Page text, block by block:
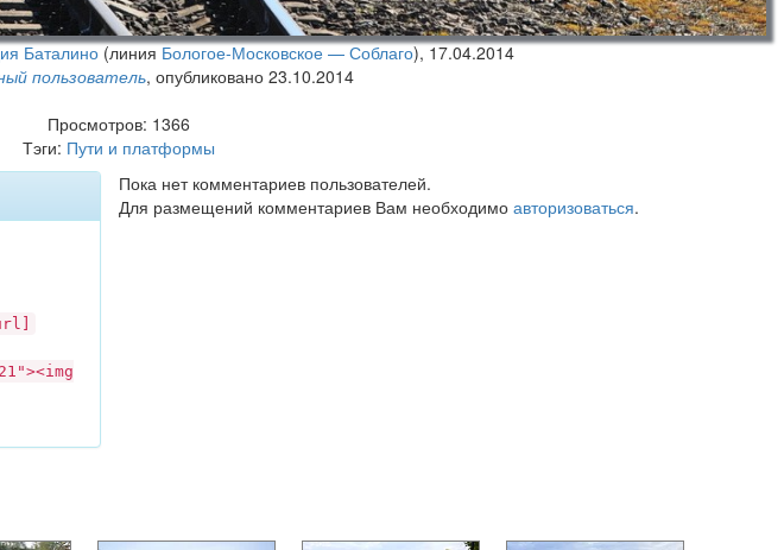
Баталино(линияБологое-Московское — Соблаго),17.04.2014
пользователь, опубликовано 23.10.2014
Просмотров: 1366
Тэги: Пути и платформы
Пока нет комментариев пользователей.
Для размещений комментариев Вам необходимо авторизоваться.